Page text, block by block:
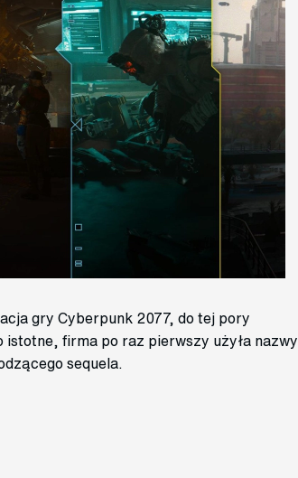
gry Cyberpunk 2077, do tej pory
istotne, firma po raz pierwszy użyła nazwy
sequela.